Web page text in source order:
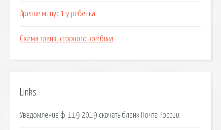
Зрение минус 1 у ребенка
Схема транзисторного комбика
Links
Уведомление ф. 119 2019 скачать бланк Почта России.